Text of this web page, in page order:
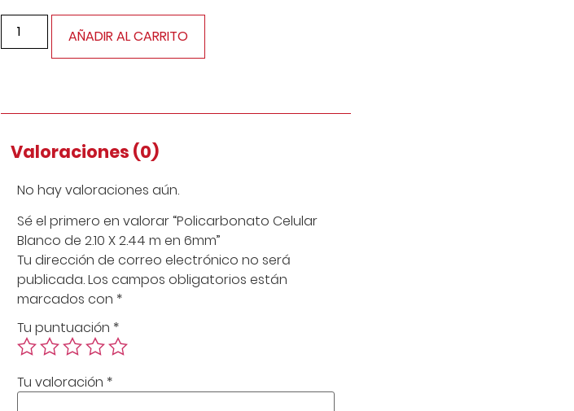
AÑADIR AL CARRITO
Valoraciones (0)
No hay valoraciones aún.
Sé el primero en valorar “Policarbonato Celular
Blanco de 2.10 X 2.44 m en 6mm”
Tu dirección de correo electrónico no será
publicada.Los campos obligatorios están
marcados con *
Tu puntuación *
Tu valoración *